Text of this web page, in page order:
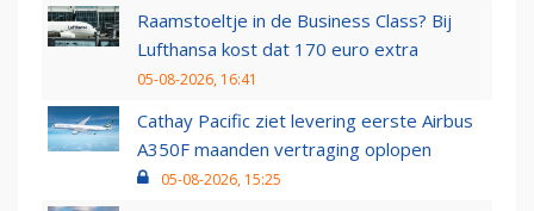
Raamstoeltje in de Business Class? Bij
Lufthansa kost dat 170 euro extra
05-08-2026, 16:41
Cathay Pacific ziet levering eerste Airbus
A350F maanden vertraging oplopen
05-08-2026, 15:25